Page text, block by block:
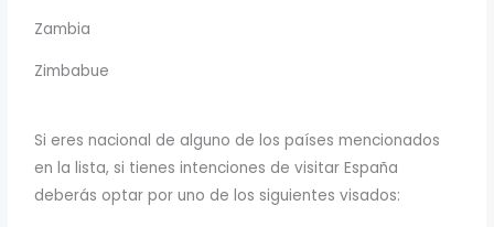
Zambia
Zimbabue
Si eres nacional de alguno de los países mencionados
en la lista, si tienes intenciones de visitar España
deberás optar por uno de los siguientes visados: